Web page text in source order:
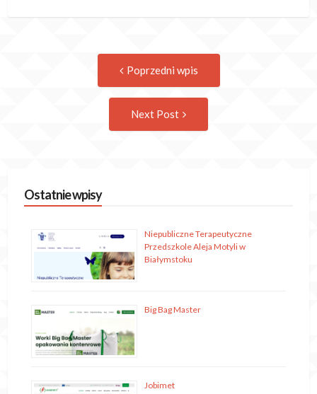
navigation
Poprzedni wpis
Next Post
Ostatnie wpisy
Niepubliczne Terapeutyczne
Przedszkole Aleja Motyli w
Białymstoku
Big Bag Master
Jobimet